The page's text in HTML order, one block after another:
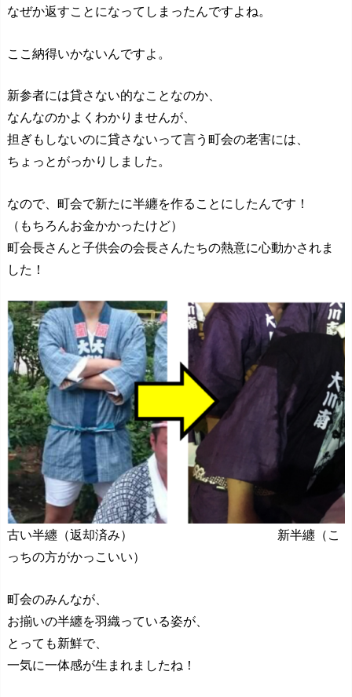
なぜか返すことになってしまったんですよね。
ここ納得いかないんですよ。
新参者には貸さない的なことなのか、
なんなのかよくわかりませんが、
担ぎもしないのに貸さないって言う町会の老害には、
ちょっとがっかりしました。
なので、町会で新たに半纏を作ることにしたんです！
（もちろんお金かかったけど）
町会長さんと子供会の会長さんたちの熱意に心動かされま
した！
古い半纏（返却済み） 新半纏（こ
っちの方がかっこいい）
町会のみんなが、
お揃いの半纏を羽織っている姿が、
とっても新鮮で、
一気に一体感が生まれましたね！